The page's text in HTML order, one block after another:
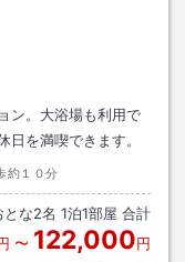
ン。大浴場も利用で
日を満喫できます。
約１０分
とな2名 1泊1部屋 合計
〜 122,000円